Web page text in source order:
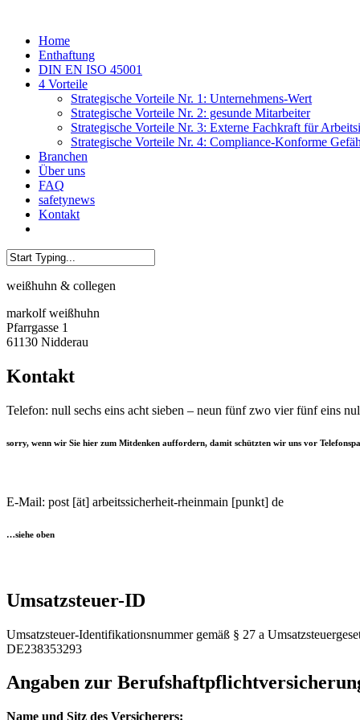
main
content
Menu
Home
Enthaftung
DIN EN ISO 45001
4 Vorteile
Strategische Vorteile Nr. 1: Unternehmens-Wert
Strategische Vorteile Nr. 2: gesunde Mitarbeiter
Strategische Vorteile Nr. 3: Externe Fachkraft für
Strategische Vorteile Nr. 4: Compliance-Konforme
Branchen
Über uns
FAQ
safetynews
Kontakt
Search
weißhuhn & collegen
markolf weißhuhn
Pfarrgasse 1
61130 Nidderau
Kontakt
Telefon: null sechs eins acht sieben – neun fünf zwo vier fünf eins
sorry, wenn wir Sie hier zum Mitdenken auffordern, damit schützten wir uns vor
E-Mail: post [ät] arbeitssicherheit-rheinmain [punkt] de
…siehe oben
Umsatzsteuer-ID
Umsatzsteuer-Identifikationsnummer gemäß § 27 a
DE238353293
Angaben zur
Name und Sitz des Versicherers: